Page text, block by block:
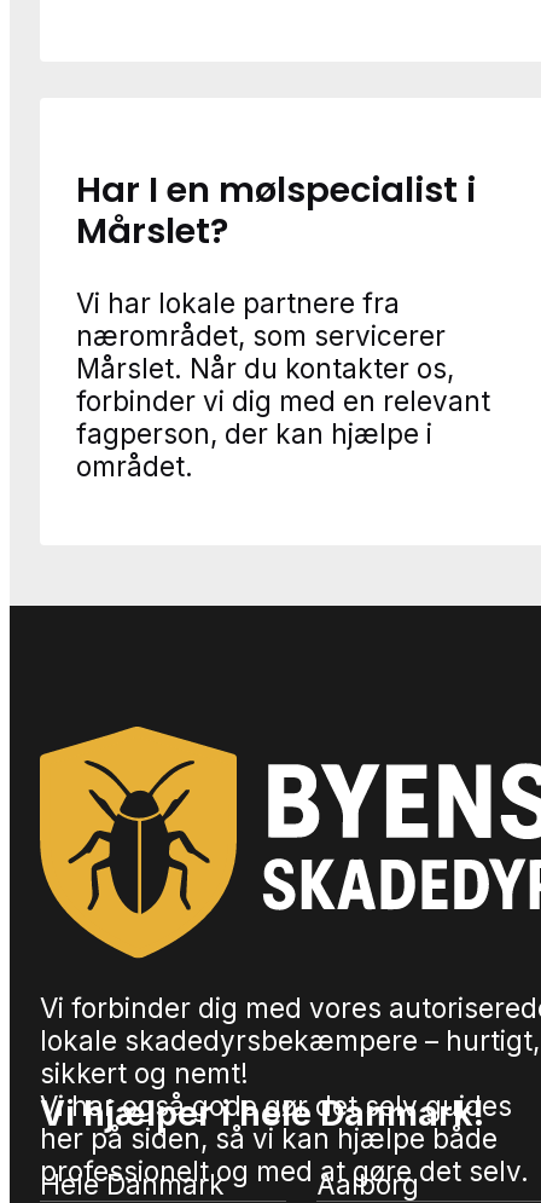
Har I en mølspecialist i
Mårslet?
Vi har lokale partnere fra
nærområdet, som servicerer
Mårslet. Når du kontakter os,
forbinder vi dig med en relevant
fagperson, der kan hjælpe i
området.
Vi forbinder dig med vores
lokale skadedyrsbekæmpere – hurtigt,
sikkert og nemt!
Vi har også gode gør det selv guides
her på siden, så vi kan hjælpe både
professionelt og med at gøre det selv.
Vi hjælper i hele Danmark!
Hele Danmark
Aalborg